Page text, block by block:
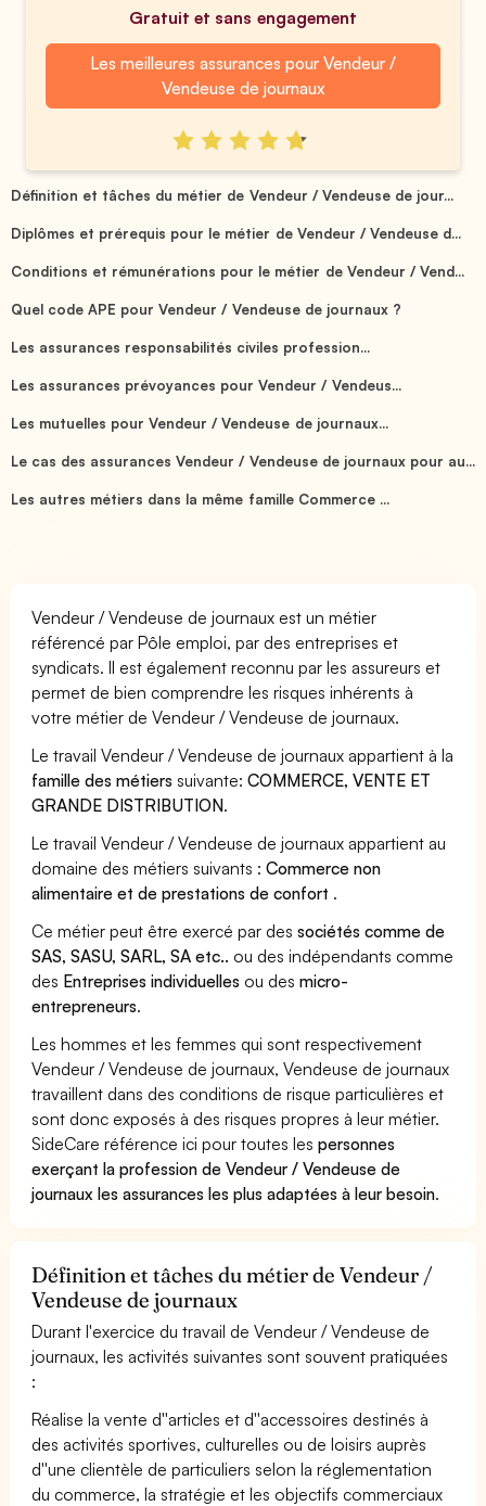
Gratuit et sans engagement
Les meilleures assurances pour Vendeur /
Vendeuse de journaux
Définition et tâches du métier de Vendeur / Vendeuse de jour...
Diplômes et prérequis pour le métier de Vendeur / Vendeuse d...
Conditions et rémunérations pour le métier de Vendeur / Vend...
Quel code APE pour Vendeur / Vendeuse de journaux ?
Les assurances responsabilités civiles profession...
Les assurances prévoyances pour Vendeur / Vendeus...
Les mutuelles pour Vendeur / Vendeuse de journaux...
Le cas des assurances Vendeur / Vendeuse de journaux pour au...
Les autres métiers dans la même famille Commerce ...
Vendeur / Vendeuse de journaux est un métier
référencé par Pôle emploi, par des entreprises et
syndicats. Il est également reconnu par les assureurs et
permet de bien comprendre les risques inhérents à
votre métier de Vendeur / Vendeuse de journaux.
Le travail Vendeur / Vendeuse de journaux appartient à la
famille des métiers suivante:COMMERCE, VENTE ET
GRANDE DISTRIBUTION.
Le travail Vendeur / Vendeuse de journaux appartient au
domaine des métiers suivants :Commerce non
alimentaire et de prestations de confort .
Ce métier peut être exercé par dessociétés comme de
SAS, SASU, SARL, SA etc.. ou des indépendants comme
des Entreprises individuelles ou desmicro-
entrepreneurs.
Les hommes et les femmes qui sont respectivement
Vendeur / Vendeuse de journaux, Vendeuse de journaux
travaillent dans des conditions de risque particulières et
sont donc exposés à des risques propres à leur métier.
SideCare référence ici pour toutes lespersonnes
exerçant la profession de Vendeur / Vendeuse de
journaux les assurances les plus adaptées à leur besoin.
Définition et tâches du métier de Vendeur /
Vendeuse de journaux
Durant l'exercice du travail de Vendeur / Vendeuse de
journaux, les activités suivantes sont souvent pratiquées
:
Réalise la vente d''articles et d''accessoires destinés à
des activités sportives, culturelles ou de loisirs auprès
d''une clientèle de particuliers selon la réglementation
du commerce, la stratégie et les objectifs commerciaux